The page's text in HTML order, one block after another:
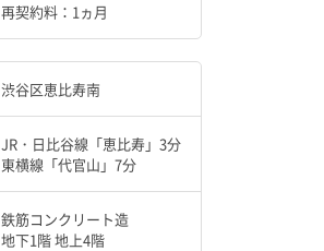
再契約料：1ヵ月
渋谷区恵比寿南
JR・日比谷線「恵比寿」3分
東横線「代官山」7分
鉄筋コンクリート造
地下1階 地上4階